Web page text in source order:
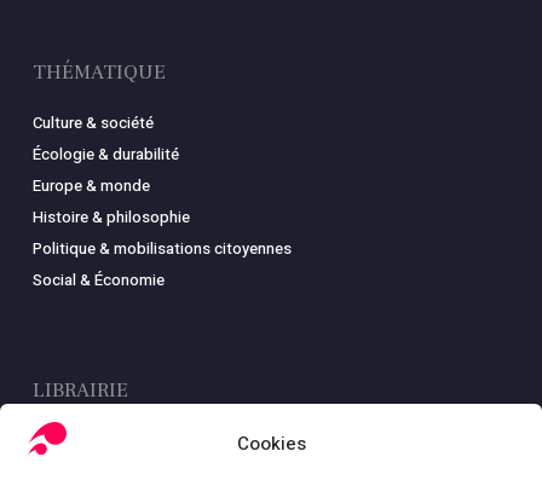
Cookies
THÉMATIQUE
Culture & société
Écologie & durabilité
Europe & monde
Histoire & philosophie
Politique & mobilisations citoyennes
Social & Économie
LIBRAIRIE
Boutique